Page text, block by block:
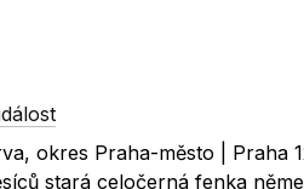
okres Praha-město | Praha
stará celočerná fenka